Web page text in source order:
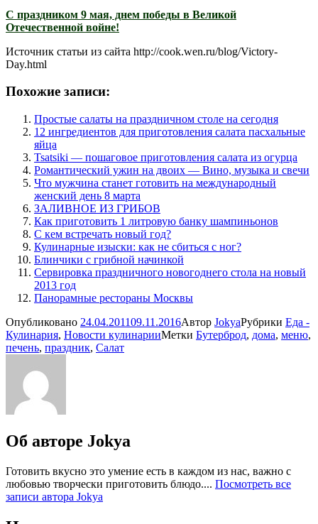
С праздником 9 мая, днем победы в Великой
Отечественной войне!
Источник статьи из сайта http://cook.wen.ru/blog/Victory-
Day.html
Похожие записи:
Простые салаты на праздничном столе на сегодня
12 ингредиентов для приготовления салата пасхальные
яйца
Tsatsiki — пошаговое приготовления салата из огурца
Романтический ужин на двоих — Вино, музыка и свечи
Что мужчина станет готовить на международный
женский день 8 марта
ЗАЛИВНОЕ ИЗ ГРИБОВ
Как приготовить 1 литровую банку шампиньонов
С кем встречать новый год?
Кулинарные изыски: как не сбиться с ног?
Блинчики с грибной начинкой
Сервировка праздничного новогоднего стола на новый
2013 год
Панорамные рестораны Москвы
Опубликовано 24.04.201109.11.2016Автор JokyaРубрики Еда -
Кулинария, Новости кулинарииМетки Бутерброд, дома, меню,
печень, праздник, Салат
Об авторе Jokya
Готовить вкусно это умение есть в каждом из нас, важно с
любовью творчески приготовить блюдо.... Посмотреть все
записи автора Jokya